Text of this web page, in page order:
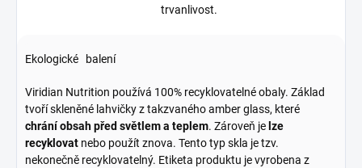
trvanlivost.
Ekologické balení
Viridian Nutrition používá 100% recyklovatelné obaly. Základ
tvoří skleněné lahvičky z takzvaného amber glass, které
chrání obsah před světlem a teplem. Zároveň je lze
recyklovat nebo použít znova. Tento typ skla je tzv.
nekonečně recyklovatelný. Etiketa produktu je vyrobena z